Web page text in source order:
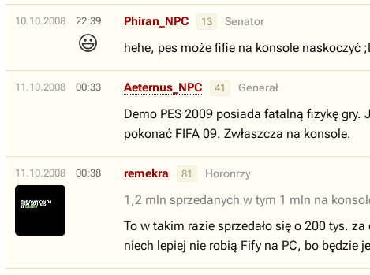
10.10.2008 22:39
😃
Phiran_NPC 13 Senator
hehe, pes może fifie na konsole naskoczyć
11.10.2008 00:33 Aeternus_NPC 41 Generał
Demo PES 2009 posiada fatalną fizykę
pokonać FIFA 09. Zwłaszcza na konsole.
11.10.2008 00:38 remekra 81 Horonrzy
1,2 mln sprzedanych w tym 1 mln na
To w takim razie sprzedało się o 200 tys.
niech lepiej nie robią Fify na PC, bo będzie